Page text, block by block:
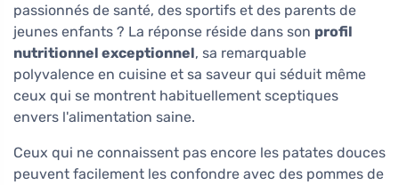
passionnés de santé, des sportifs et des parents de
jeunes enfants ? La réponse réside dans son profil
nutritionnel exceptionnel, sa remarquable
polyvalence en cuisine et sa saveur qui séduit même
ceux qui se montrent habituellement sceptiques
envers l'alimentation saine.
Ceux qui ne connaissent pas encore les patates douces
peuvent facilement les confondre avec des pommes de